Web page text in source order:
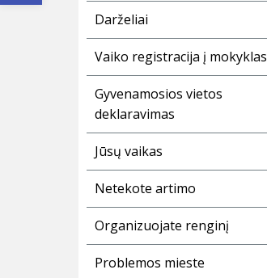
Darželiai
Vaiko registracija į mokyklas
Gyvenamosios vietos
deklaravimas
Jūsų vaikas
Netekote artimo
Organizuojate renginį
Problemos mieste